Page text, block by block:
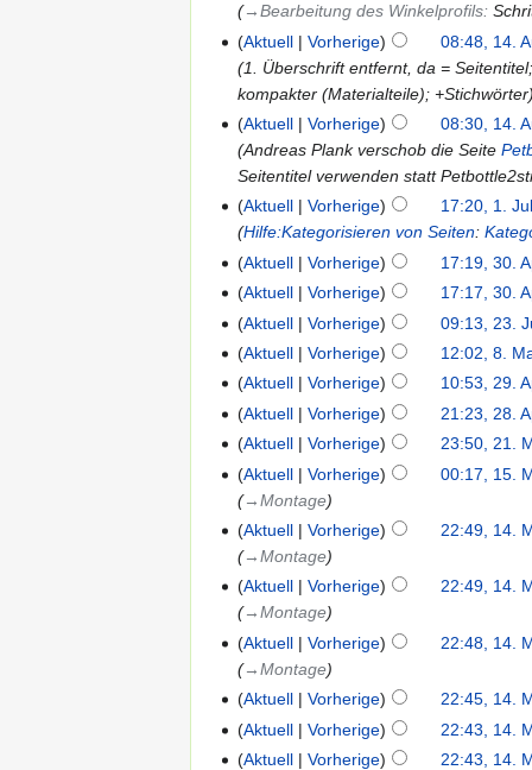
→‎Bearbeitung des Winkelprofils:
Aktuell
Vorherige
08:48, 14.
1. Überschrift entfernt, da =
kompakter (Materialteile); +Stichwörter
Aktuell
Vorherige
08:30, 14.
Andreas Plank verschob die Seite
Seitentitel verwenden statt
Aktuell
Vorherige
17:20, 1.
Hilfe:Kategorisieren von Seiten:
Aktuell
Vorherige
17:19, 30.
Aktuell
Vorherige
17:17, 30.
Aktuell
Vorherige
09:13, 23.
Aktuell
Vorherige
12:02, 8.
Aktuell
Vorherige
10:53, 29.
Aktuell
Vorherige
21:23, 28.
Aktuell
Vorherige
23:50, 21.
Aktuell
Vorherige
00:17, 15.
→‎Montage
Aktuell
Vorherige
22:49, 14.
→‎Montage
Aktuell
Vorherige
22:49, 14.
→‎Montage
Aktuell
Vorherige
22:48, 14.
→‎Montage
Aktuell
Vorherige
22:45, 14.
Aktuell
Vorherige
22:43, 14.
Aktuell
Vorherige
22:43, 14.